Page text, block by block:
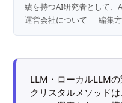
績を持つAI研究者として、
運営会社について ｜編集
LLM・ローカルLLM
クリスタルメソッド